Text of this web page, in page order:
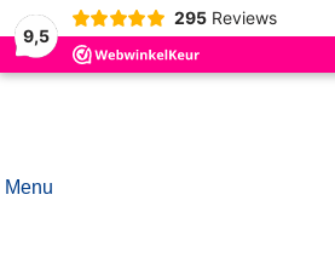
9,5
295 Reviews
Skip to navigation
Skip to main content
Menu